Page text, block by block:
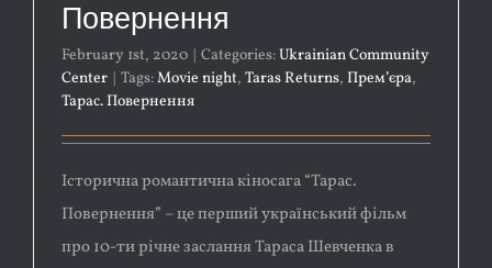
Повернення
February 1st, 2020 Categories:Ukrainian Community
Center
Tags:Movie night, Taras Returns, Прем’єра,
Тарас. Повернення
Історична романтична кіносага “Тарас.
Повернення” – це перший український фільм
про 10-ти річне заслання Тараса Шевченка в